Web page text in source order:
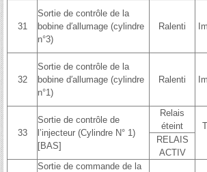
31
Sortie de contrôle de la
bobine d′allumage (cylindre
n°3)
Ralenti
32
Sortie de contrôle de la
bobine d′allumage (cylindre
n°1)
Ralenti
33
Sortie de contrôle de
l’injecteur (Cylindre N° 1)
[BAS]
Relais
éteint
RELAIS
ACTIV
Sortie de commande de la